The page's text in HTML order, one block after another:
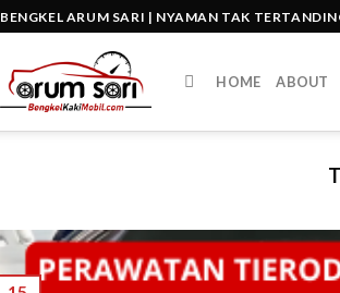
BENGKEL ARUM SARI | NYAMAN TAK
HOME ABOUT